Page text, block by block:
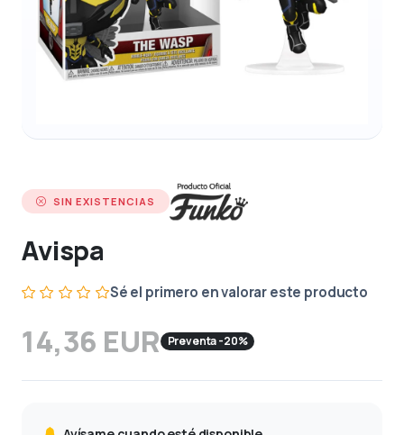
SIN EXISTENCIAS
Avispa
Sé el primero en valorar este producto
14,36 EUR Preventa -20%